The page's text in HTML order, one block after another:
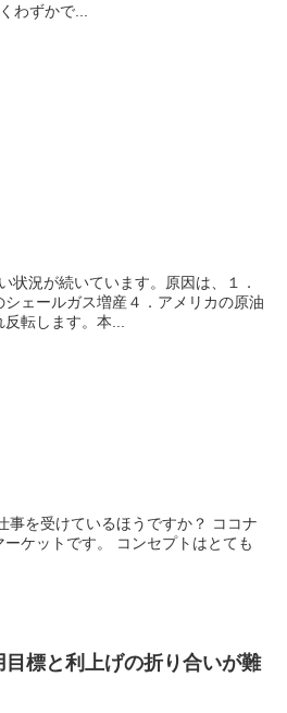
わずかで...
状況が続いています。原因は、１．
ェールガス増産４．アメリカの原油
転します。本...
事を受けているほうですか？ ココナ
ケットです。 コンセプトはとても
目標と利上げの折り合いが難